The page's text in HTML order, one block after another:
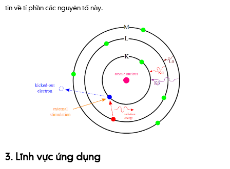
tin về tỉ phần các nguyên tố này.
3. Lĩnh vực ứng dụng